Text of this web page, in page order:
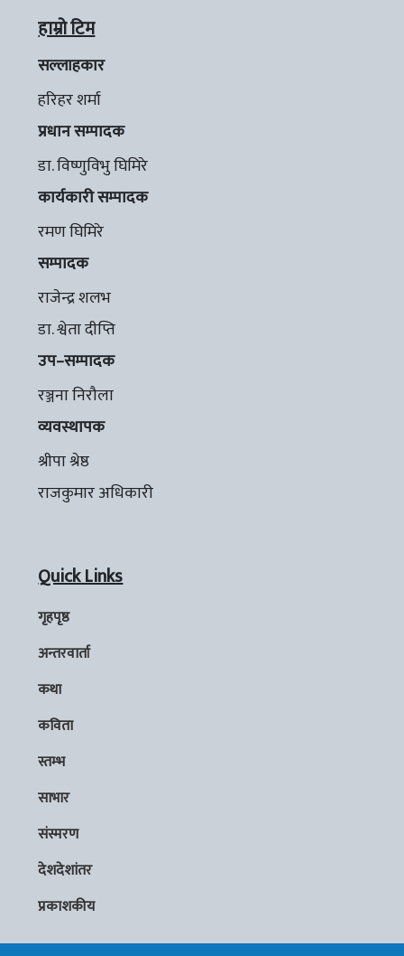
हाम्रो टिम
सल्लाहकार
हरिहर शर्मा
प्रधान सम्पादक
डा. विष्णुविभु घिमिरे
कार्यकारी सम्पादक
रमण घिमिरे
सम्पादक
राजेन्द्र शलभ
डा. श्वेता दीप्ति
उप–सम्पादक
रञ्जना निरौला
व्यवस्थापक
श्रीपा श्रेष्ठ
राजकुमार अधिकारी
Quick Links
गृहपृष्ठ
अन्तरवार्ता
कथा
कविता
स्तम्भ
साभार
संस्मरण
देशदेशांतर
प्रकाशकीय